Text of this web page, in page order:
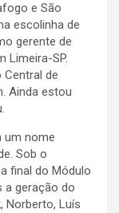
e São
escolinha de
gerente de
Limeira-SP.
de
Ainda estou
um nome
Sob o
final do Módulo
a geração do
Norberto, Luís